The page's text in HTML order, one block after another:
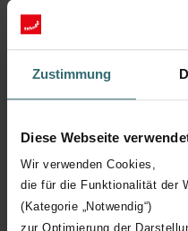
Zustimmung
Diese Webseite
Wir verwenden Cookies,
die für die Funktionalität der
(Kategorie „Notwendig“)
zur Optimierung der